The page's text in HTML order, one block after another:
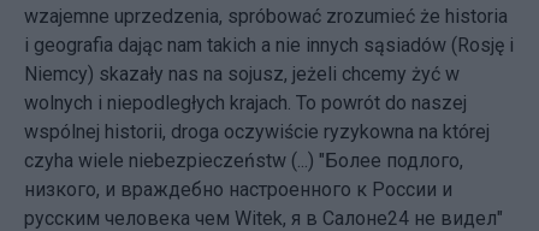
wzajemne uprzedzenia, spróbować zrozumieć że historia
i geografia dając nam takich a nie innych sąsiadów (Rosję i
Niemcy) skazały nas na sojusz, jeżeli chcemy żyć w
wolnych i niepodległych krajach. To powrót do naszej
wspólnej historii, droga oczywiście ryzykowna na której
czyha wiele niebezpieczeństw (...) "Более подлого,
низкого, и враждебно настроенного к России и
русским человека чем Witek, я в Салоне24 не видел"